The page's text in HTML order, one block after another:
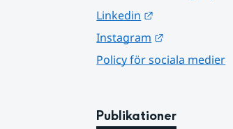
Linkedin
Instagram
Policy för sociala medier
Publikationer